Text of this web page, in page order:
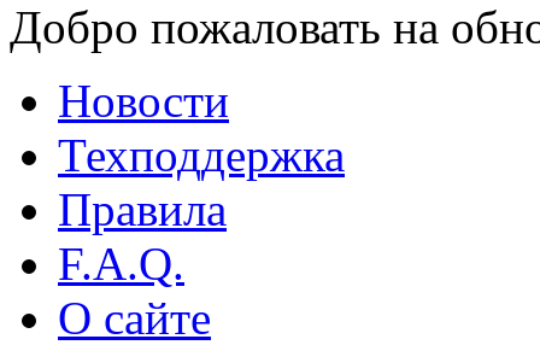
Добро пожаловать на
Новости
Техподдержка
Правила
F.A.Q.
О сайте